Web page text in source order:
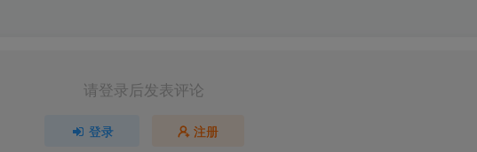
请登录后发表评论
登录 注册